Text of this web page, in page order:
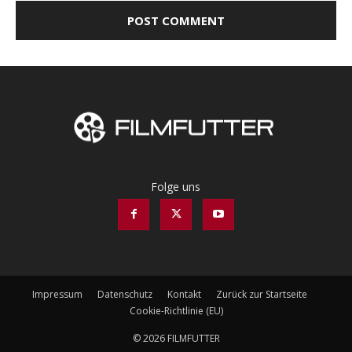
Folge uns
Impressum Datenschutz Kontakt
Zurück zur Startseite
Cookie-Richtlinie (EU)
© 2026 FILMFUTTER